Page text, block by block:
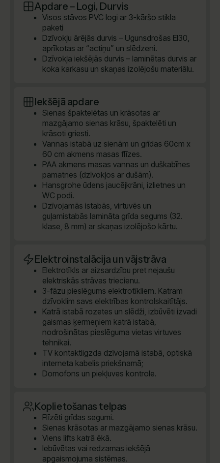
Apdare – Logi, Durvis
Visos stāvos PVC logi ar 3-kāršo stikla
paketi
Dzīvokļu ārējās durvis – Ugunsdrošas EI30,
aprīkotas ar “actiņu” un slēdzeni.
Dzīvokļa iekšējās durvis – laminētas durvis ar
koka karkasu un skaņas izolējošu materiālu.
Iekšējā apdare
Sienas špaktelētas un krāsotas ar
mazgājamo sienas krāsu, špaktelēti un
krāsoti griesti.
Vannas istabā uz sienām un grīdas 60cm x
60 cm akmens masas flīzes.
PAA akmens masas vannas un duškabīnes
pamatnes (dzīvokļos ar dušām).
Hansgrohe ūdens jaucējkrāni, izlietnes un
WC podi.
Dzīvojamās istabās, virtuvēs un
guļamistabās lamināta grīda segums (32.
klase, 8 mm) ar skaņas izolējošo kārtu.
Elektroinstalācija un vājstrāva
Elektrotīkls ar aizsardzību pret nejaušu
elektriskās strāvas triecienu.
3-fāzu pieslēgums elektrotīkliem. Katram
dzīvoklim savs elektrības kontrolskaitītājs.
Katrā istabā rozetes un slēdži, izbūvēti izvadi
gaismas ķermeņiem katrā istabā,
nodrošinātas pieslēguma vietas virtuves
tehnikai.
TV kontaktligzda dzīvojamā istabā, optiskā
interneta kabelis priekšnamā;
Domofons un piekļuves kontrole.
Koplietošanas telpas
Flīzēti grīdas segumi.
Sienas krāsotas ar mazgājamo sienas krāsu.
Viens lifts katrā ēkā.
Iebūvētas vai redzamas iekšējā
apgaismojuma sistēmas.